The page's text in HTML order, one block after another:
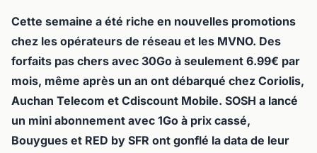
Cette semaine a été riche en nouvelles promotions
chez les opérateurs de réseau et les MVNO. Des
forfaits pas chers avec 30Go à seulement 6.99€ par
mois, même après un an ont débarqué chez Coriolis,
Auchan Telecom et Cdiscount Mobile. SOSH a lancé
un mini abonnement avec 1Go à prix cassé,
Bouygues et RED by SFR ont gonflé la data de leur